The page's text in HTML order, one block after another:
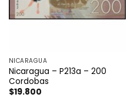
NICARAGUA
Nicaragua – P213a – 200
Cordobas
$19.800